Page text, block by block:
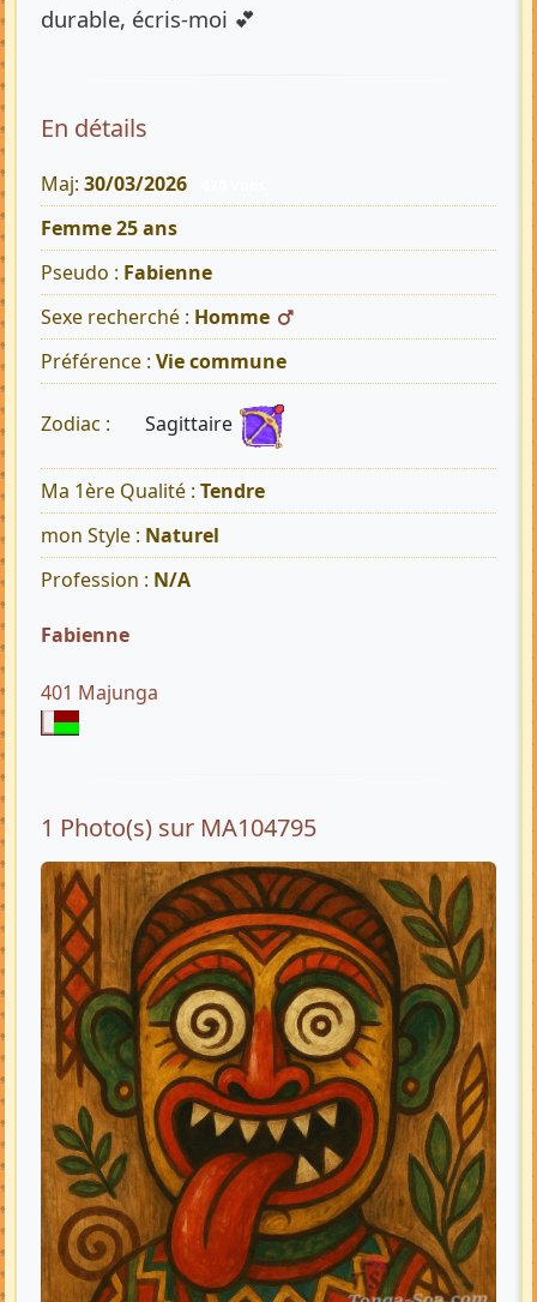
durable, écris-moi 💕
En détails
Maj: 30/03/2026
Femme 25 ans
Pseudo : Fabienne
Sexe recherché : Homme
Préférence : Vie commune
Zodiac : Sagittaire
Ma 1ère Qualité : Tendre
mon Style : Naturel
Profession : N/A
Fabienne
401 Majunga
1 Photo(s) sur MA104795